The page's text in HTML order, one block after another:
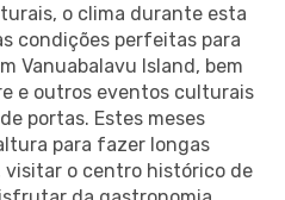
o clima durante esta
condições perfeitas para
Vanuabalavu Island, bem
e outros eventos culturais
portas. Estes meses
para fazer longas
visitar o centro histórico de